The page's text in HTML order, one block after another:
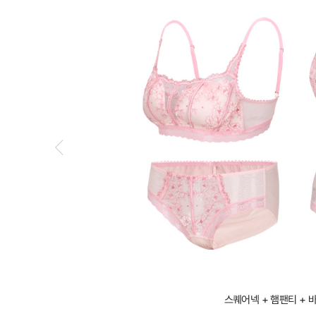
스퀘어넥 + 햄팬티 +